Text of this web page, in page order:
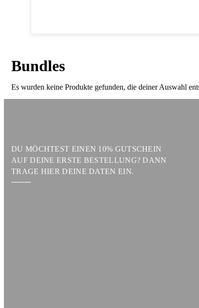
Bundles
Es wurden keine Produkte gefunden, die deiner Auswahl
DU MÖCHTEST EINEN 10% GUTSCHEIN
AUF DEINE ERSTE BESTELLUNG? DANN
TRAGE HIER DEINE DATEN EIN.